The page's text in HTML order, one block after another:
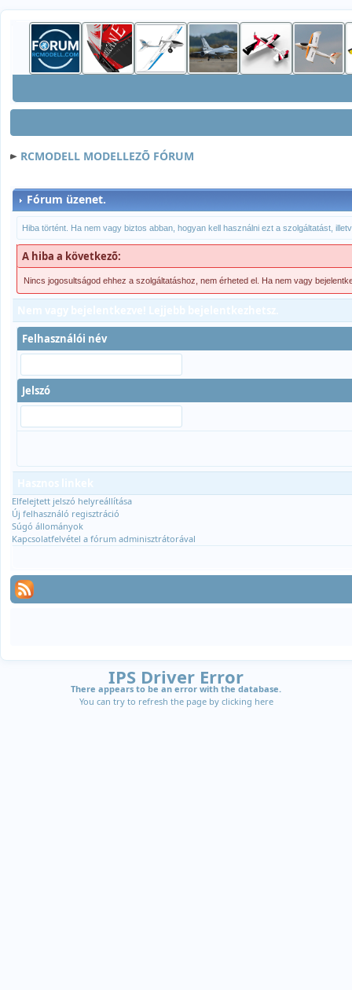
RCMODELL MODELLEZÕ FÓRUM
Fórum üzenet.
Hiba történt. Ha nem vagy biztos abban, hogyan kell használni ezt a szolgáltatást,
A hiba a következõ:
Nincs jogosultságod ehhez a szolgáltatáshoz, nem érheted el. Ha nem vagy
Felhasználói név
Jelszó
Elfelejtett jelszó helyreállítása
Új felhasználó regisztráció
Súgó állományok
Kapcsolatfelvétel a fórum adminisztrátorával
IPS Driver Error
There appears to be an error with the database.
You can try to refresh the page by clicking here